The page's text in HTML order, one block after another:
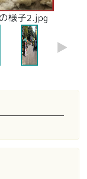
様子2.jpg
.jpg
様子1.jpg